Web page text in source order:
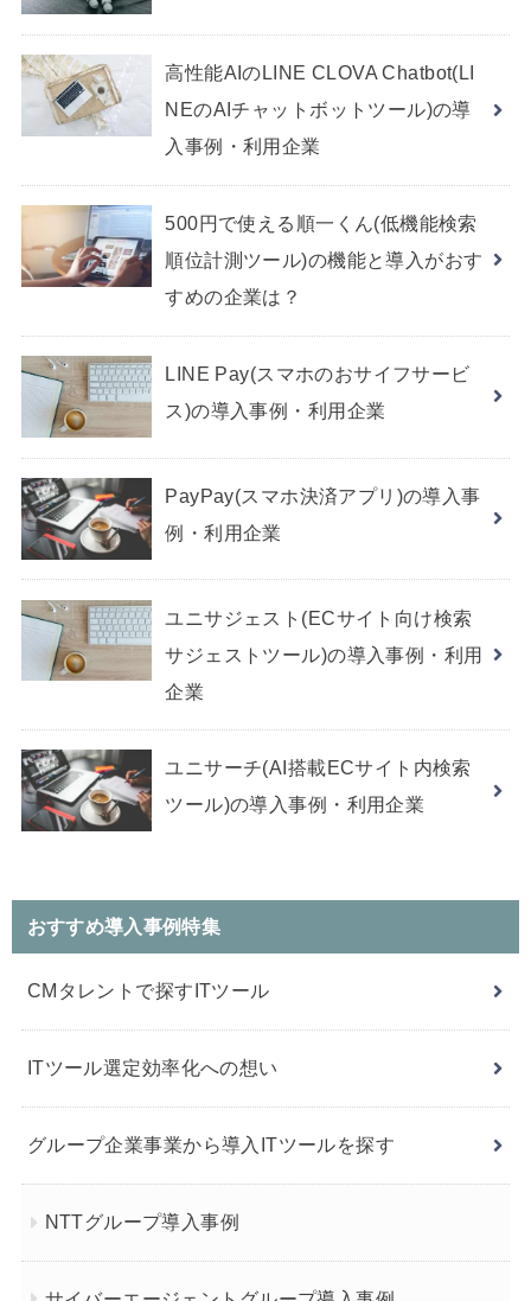
高性能AIのLINE CLOVA Chatbot(LI
NEのAIチャットボットツール)の導
入事例・利用企業
500円で使える順一くん(低機能検索
順位計測ツール)の機能と導入がおす
すめの企業は？
LINE Pay(スマホのおサイフサービ
ス)の導入事例・利用企業
PayPay(スマホ決済アプリ)の導入事
例・利用企業
ユニサジェスト(ECサイト向け検索
サジェストツール)の導入事例・利用
企業
ユニサーチ(AI搭載ECサイト内検索
ツール)の導入事例・利用企業
おすすめ導入事例特集
CMタレントで探すITツール
ITツール選定効率化への想い
グループ企業事業から導入ITツールを探す
NTTグループ導入事例